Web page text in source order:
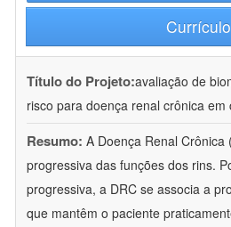
Currículo
Título do Projeto:avaliação de
risco para doença renal crônica
Resumo: A Doença Renal
progressiva das funções dos rins.
progressiva, a DRC se associa a
que mantêm o paciente